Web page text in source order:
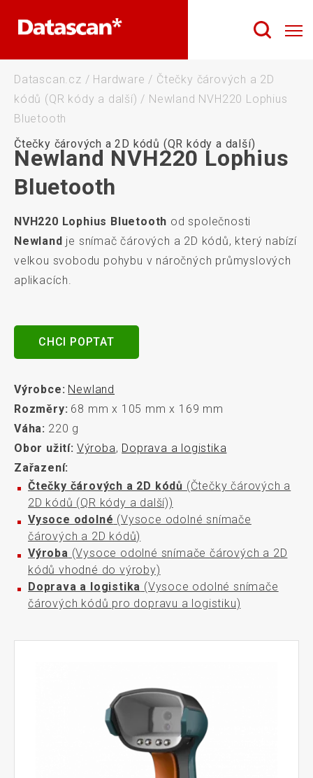
Datascan.cz / Hardware / Čtečky čárových a 2D
kódů (QR kódy a další) / Newland NVH220 Lophius
Bluetooth
Čtečky čárových a 2D kódů (QR kódy a další)
Newland NVH220 Lophius
Bluetooth
NVH220 Lophius Bluetooth od společnosti
Newland je snímač čárových a 2D kódů, který nabízí
velkou svobodu pohybu v náročných průmyslových
aplikacích.
CHCI POPTAT
Výrobce: Newland
Rozměry: 68 mm x 105 mm x 169 mm
Váha: 220 g
Obor užití: Výroba, Doprava a logistika
Zařazení:
Čtečky čárových a 2D kódů (Čtečky čárových a
2D kódů (QR kódy a další))
Vysoce odolné (Vysoce odolné snímače
čárových a 2D kódů)
Výroba (Vysoce odolné snímače čárových a 2D
kódů vhodné do výroby)
Doprava a logistika (Vysoce odolné snímače
čárových kódů pro dopravu a logistiku)